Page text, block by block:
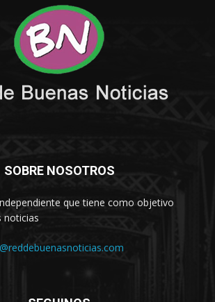
SOBRE NOSOTROS
que tiene como objetivo
noticias